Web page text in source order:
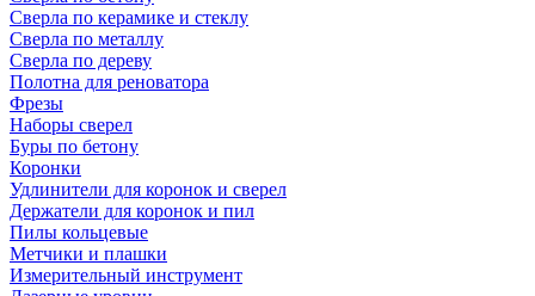
Сверла по керамике и стеклу
Сверла по металлу
Сверла по дереву
Полотна для реноватора
Фрезы
Наборы сверел
Буры по бетону
Коронки
Удлинители для коронок и сверел
Держатели для коронок и пил
Пилы кольцевые
Метчики и плашки
Измерительный инструмент